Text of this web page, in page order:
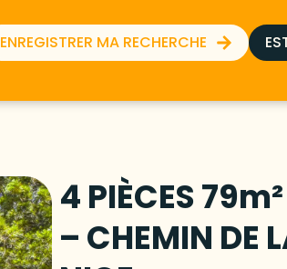
ENREGISTRER MA RECHERCHE
4 PIÈCES
– CHEMIN DE